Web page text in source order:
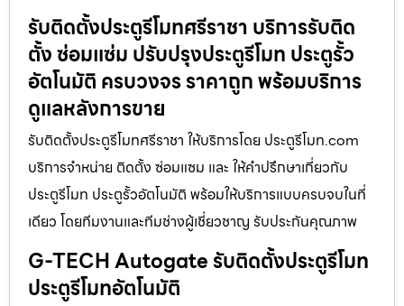
รับติดตั้งประตูรีโมทศรีราชา บริการรับติด
ตั้ง ซ่อมแซ่ม ปรับปรุงประตูรีโมท ประตูรั้ว
อัตโนมัติ ครบวงจร ราคาถูก พร้อมบริการ
ดูแลหลังการขาย
รับติดตั้งประตูรีโมทศรีราชา ให้บริการโดย ประตูรีโมท.com
บริการจำหน่าย ติดตั้ง ซ่อมแซม และ ให้คำปรึกษาเกี่ยวกับ
ประตูรีโมท ประตูรั้วอัตโนมัติ พร้อมให้บริการแบบครบจบในที่
เดียว โดยทีมงานและทีมช่างผู้เชี่ยวชาญ รับประกันคุณภาพ
G-TECH Autogate รับติดตั้งประตูรีโมท
ประตูรีโมทอัตโนมัติ